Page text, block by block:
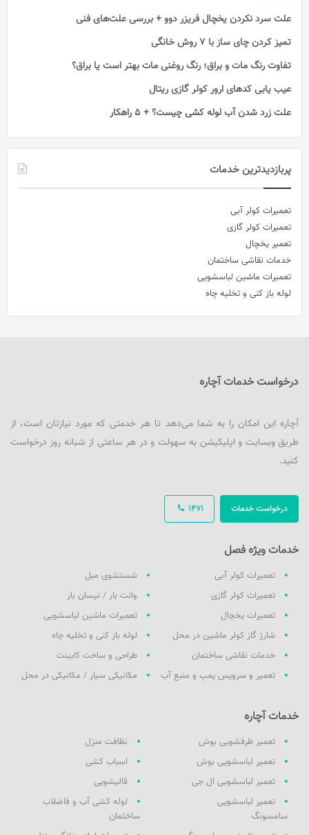
علت سرد نکردن یخچال فریزر دوو + بررسی علت‌های فنی
تمیز کردن چای ساز با ۷ روش خانگی
تفاوت رنگ مات و براق؛ رنگ روغنی مات بهتر است یا براق؟
عیب یابی کدهای ارور کولر گازی ریتال
علت زرد شدن آب لوله کشی چیست؟ + 5 راهکار
پربازدیدترین خدمات
تعمیرات کولر آبی
تعمیرات کولر گازی
تعمیر یخچال
خدمات نقاشی ساختمان
تعمیرات ماشین لباسشویی
لوله باز کنی و تخلیه چاه
درخواست خدمات آچاره
آچاره این امکان را به شما می‌دهد تا هر خدمتی که مورد نیازتان است، از
طریق وبسایت و اپلیکیشن به سهولت و در هر ساعتی از شبانه روز درخواست
کنید.
1471 درخواست خدمات
خدمات ویژه فصل
تعمیرات کولر آبی
تعمیرات کولر گازی
تعمیرات یخچال
شارژ گاز کولر ماشین در محل
خدمات نقاشی ساختمان
تعمیر و سرویس پمپ و منبع آب
شستشوی مبل
وانت بار / نیسان بار
تعمیرات ماشین لباسشویی
لوله باز کنی و تخلیه چاه
طراحی و ساخت کابینت
مکانیکی سیار / مکانیکی در محل
خدمات آچاره
تعمیر ظرفشویی بوش
تعمیر لباسشویی بوش
تعمیر لباسشویی ال جی
تعمیر لباسشویی
سامسونگ
نظافت منزل
اسباب کشی
قالیشویی
لوله کشی آب و فاضلاب
ساختمان